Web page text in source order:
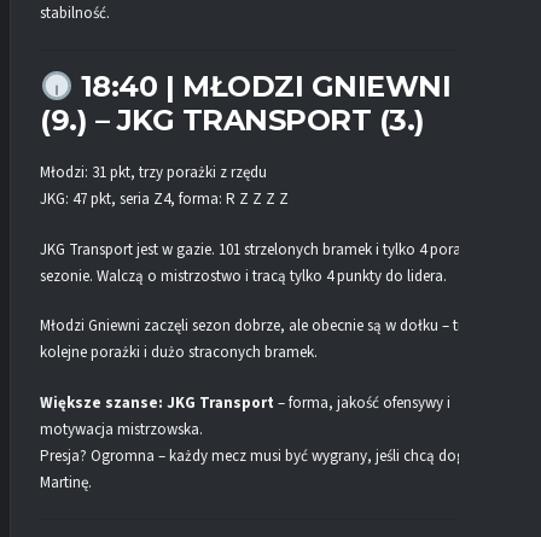
stabilność.
18:40 | MŁODZI GNIEWNI
(9.) – JKG TRANSPORT (3.)
Młodzi: 31 pkt, trzy porażki z rzędu
JKG: 47 pkt, seria Z4, forma: R Z Z Z Z
JKG Transport jest w gazie. 101 strzelonych bramek i tylko 4 porażki w
sezonie. Walczą o mistrzostwo i tracą tylko 4 punkty do lidera.
Młodzi Gniewni zaczęli sezon dobrze, ale obecnie są w dołku – trzy
kolejne porażki i dużo straconych bramek.
Większe szanse: JKG Transport – forma, jakość ofensywy i
motywacja mistrzowska.
Presja? Ogromna – każdy mecz musi być wygrany, jeśli chcą dogonić
Martinę.